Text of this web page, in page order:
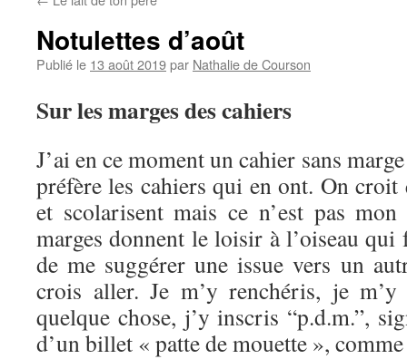
Notulettes d’août
Publié le 13 août 2019par Nathalie de Courson
Sur les marges des cahiers
J’ai en ce moment un cahier sans
préfère les cahiers qui en ont. On croit
et scolarisent mais ce n’est pas
marges donnent le loisir à l’oiseau
de me suggérer une issue vers un
crois aller. Je m’y renchéris, je m’y
quelque chose, j’y inscris “p.d.m.”,
d’un billet « patte de mouette »,